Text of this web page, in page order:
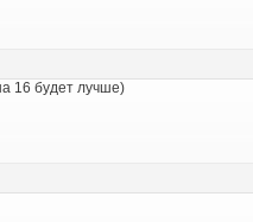
16 будет лучше)